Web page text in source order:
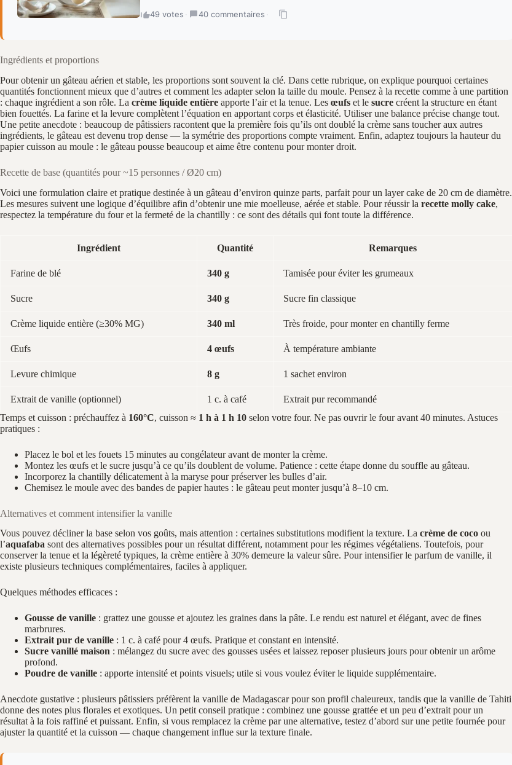
49 votes · 40 commentaires ·
Ingrédients et proportions
Pour obtenir un gâteau aérien et stable, les proportions sont souvent la clé. Dans cette rubrique, on explique pourquoi certaines
quantités fonctionnent mieux que d’autres et comment les adapter selon la taille du moule. Pensez à la recette comme à une partition
: chaque ingrédient a son rôle. La crème liquide entière apporte l’air et la tenue. Les œufs et le sucre créent la structure en étant
bien fouettés. La farine et la levure complètent l’équation en apportant corps et élasticité. Utiliser une balance précise change tout.
Une petite anecdote : beaucoup de pâtissiers racontent que la première fois qu’ils ont doublé la crème sans toucher aux autres
ingrédients, le gâteau est devenu trop dense — la symétrie des proportions compte vraiment. Enfin, adaptez toujours la hauteur du
papier cuisson au moule : le gâteau pousse beaucoup et aime être contenu pour monter droit.
Recette de base (quantités pour ~15 personnes / Ø20 cm)
Voici une formulation claire et pratique destinée à un gâteau d’environ quinze parts, parfait pour un layer cake de 20 cm de diamètre.
Les mesures suivent une logique d’équilibre afin d’obtenir une mie moelleuse, aérée et stable. Pour réussir la recette molly cake,
respectez la température du four et la fermeté de la chantilly : ce sont des détails qui font toute la différence.
Ingrédient Quantité Remarques
Farine de blé 340 g Tamisée pour éviter les grumeaux
Sucre 340 g Sucre fin classique
Crème liquide entière (≥30% MG) 340 ml Très froide, pour monter en chantilly ferme
Œufs 4 œufs À température ambiante
Levure chimique 8 g 1 sachet environ
Extrait de vanille (optionnel) 1 c. à café
Extrait pur recommandé
Temps et cuisson : préchauffez à 160°C, cuisson ≈ 1 h à 1 h 10 selon votre four. Ne pas ouvrir le four avant 40 minutes. Astuces
pratiques :
Placez le bol et les fouets 15 minutes au congélateur avant de monter la crème.
Montez les œufs et le sucre jusqu’à ce qu’ils doublent de volume. Patience : cette étape donne du souffle au gâteau.
Incorporez la chantilly délicatement à la maryse pour préserver les bulles d’air.
Chemisez le moule avec des bandes de papier hautes : le gâteau peut monter jusqu’à 8–10 cm.
Alternatives et comment intensifier la vanille
Vous pouvez décliner la base selon vos goûts, mais attention : certaines substitutions modifient la texture. La crème de coco ou
l’aquafaba sont des alternatives possibles pour un résultat différent, notamment pour les régimes végétaliens. Toutefois, pour
conserver la tenue et la légèreté typiques, la crème entière à 30% demeure la valeur sûre. Pour intensifier le parfum de vanille, il
existe plusieurs techniques complémentaires, faciles à appliquer.
Quelques méthodes efficaces :
Gousse de vanille : grattez une gousse et ajoutez les graines dans la pâte. Le rendu est naturel et élégant, avec de fines
marbrures.
Extrait pur de vanille : 1 c. à café pour 4 œufs. Pratique et constant en intensité.
Sucre vanillé maison : mélangez du sucre avec des gousses usées et laissez reposer plusieurs jours pour obtenir un arôme
profond.
Poudre de vanille : apporte intensité et points visuels; utile si vous voulez éviter le liquide supplémentaire.
Anecdote gustative : plusieurs pâtissiers préfèrent la vanille de Madagascar pour son profil chaleureux, tandis que la vanille de Tahiti
donne des notes plus florales et exotiques. Un petit conseil pratique : combinez une gousse grattée et un peu d’extrait pour un
résultat à la fois raffiné et puissant. Enfin, si vous remplacez la crème par une alternative, testez d’abord sur une petite fournée pour
ajuster la quantité et la cuisson — chaque changement influe sur la texture finale.